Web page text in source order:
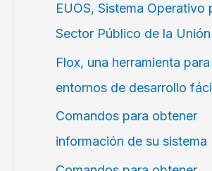
EUOS, Sistema Operativo
Sector Público de la
Flox, una herramienta
entornos de desarrollo
Comandos para obtener
información de su sistema